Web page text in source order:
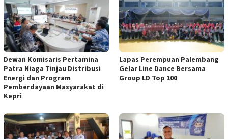
Dewan Komisaris Pertamina
Patra Niaga Tinjau Distribusi
Energi dan Program
Pemberdayaan Masyarakat di
Kepri
Lapas Perempuan Palembang
Gelar Line Dance Bersama
Group LD Top 100